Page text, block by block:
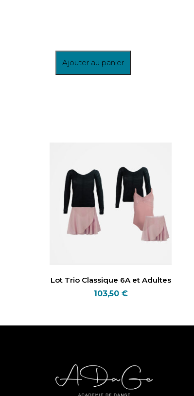
Ajouter au panier
Lot Trio Classique 6A et Adultes
103,50 €